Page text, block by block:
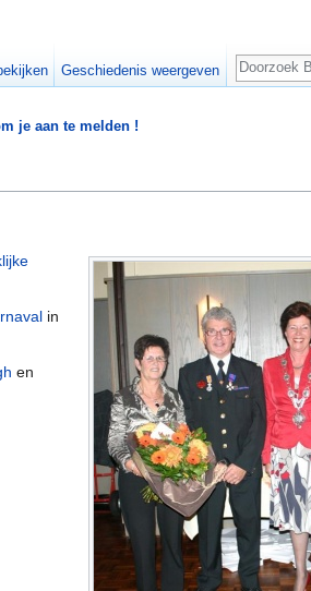
je aan te melden !
in
en
Geschiedenis weergeven
Zoeken